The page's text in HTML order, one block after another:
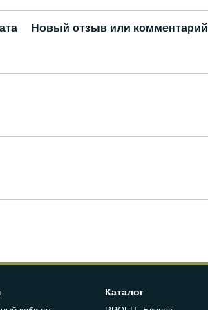
Новый отзыв или комментарий
Каталог